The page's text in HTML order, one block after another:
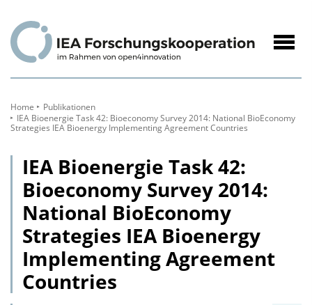
Inhalt
Home
Publikationen
IEA Bioenergie Task 42: Bioeconomy Survey 2014: National BioEconomy
Strategies IEA Bioenergy Implementing Agreement Countries
IEA Bioenergie Task 42:
Bioeconomy Survey 2014:
National BioEconomy
Strategies IEA Bioenergy
Implementing Agreement
Countries